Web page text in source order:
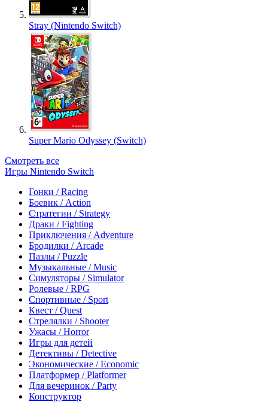
Stray (Nintendo Switch)
Super Mario Odyssey (Switch)
Смотреть все
Игры Nintendo Switch
Гонки / Racing
Боевик / Action
Стратегии / Strategy
Драки / Fighting
Приключения / Adventure
Бродилки / Arcade
Пазлы / Puzzle
Музыкальные / Music
Симуляторы / Simulator
Ролевые / RPG
Спортивные / Sport
Квест / Quest
Стрелялки / Shooter
Ужасы / Horror
Игры для детей
Детективы / Detective
Экономические / Economic
Платформер / Platformer
Для вечеринок / Party
Конструктор